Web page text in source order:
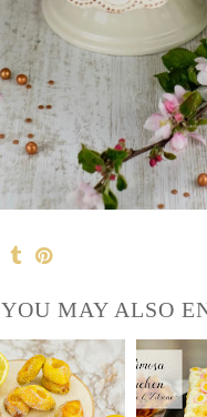
YOU MAY ALSO